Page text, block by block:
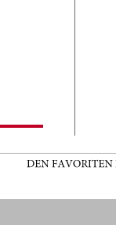
DEN FAVORITEN